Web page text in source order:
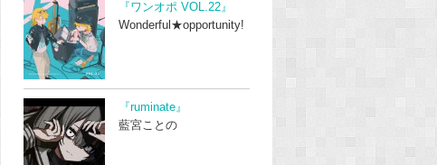
『ワンオポ VOL.22』
Wonderful★opportunity!
『ruminate』
藍宮ことの